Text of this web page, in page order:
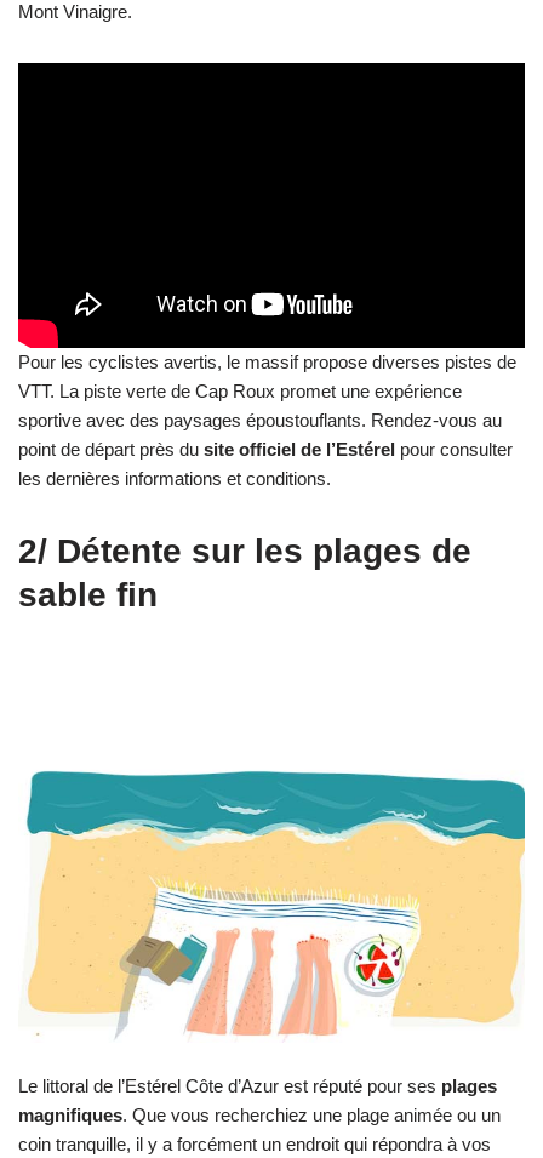
Mont Vinaigre.
Pour les cyclistes avertis, le massif propose diverses pistes de
VTT. La piste verte de Cap Roux promet une expérience
sportive avec des paysages époustouflants. Rendez-vous au
point de départ près du site officiel de l’Estérel pour consulter
les dernières informations et conditions.
2/ Détente sur les plages de
sable fin
Le littoral de l’Estérel Côte d’Azur est réputé pour ses plages
magnifiques. Que vous recherchiez une plage animée ou un
coin tranquille, il y a forcément un endroit qui répondra à vos